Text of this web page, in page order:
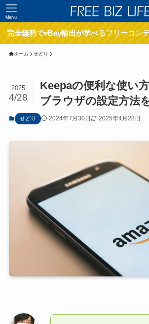
Menu
完全無料でeBay輸出が学べるフリーコン
ホーム せどり
Keepaの便利な使い
ブラウザの設定方法
2025
4/28
せどり 2024年7月30日 2025年4月28日